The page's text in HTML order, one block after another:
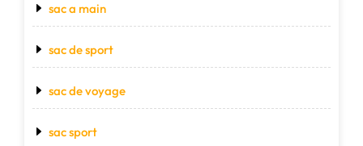
sac a main
sac de sport
sac de voyage
sac sport